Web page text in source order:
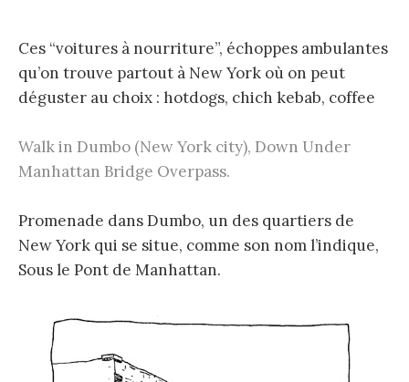
Ces “voitures à nourriture”, échoppes ambulantes
qu’on trouve partout à New York où on peut
déguster au choix : hotdogs, chich kebab, coffee
Walk in Dumbo (New York city), Down Under
Manhattan Bridge Overpass.
Promenade dans Dumbo, un des quartiers de
New York qui se situe, comme son nom l’indique,
Sous le Pont de Manhattan.